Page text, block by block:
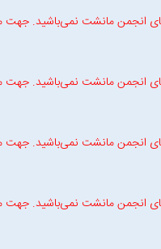
انجمن مانشت نمی‌باشید. جهت
انجمن مانشت نمی‌باشید. جهت
انجمن مانشت نمی‌باشید. جهت
انجمن مانشت نمی‌باشید. جهت